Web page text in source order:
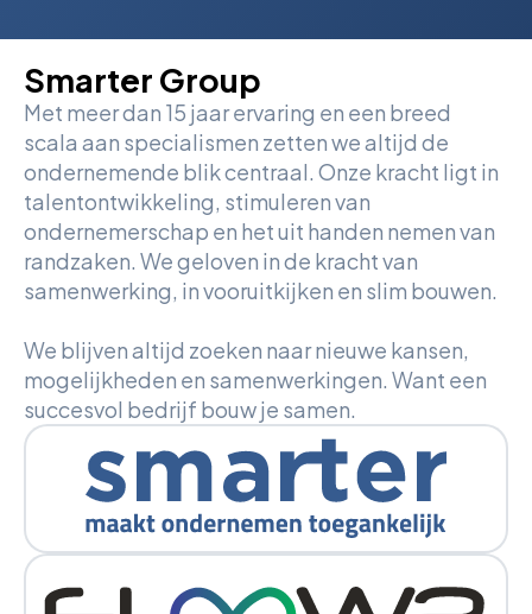
Smarter Group
Met meer dan 15 jaar ervaring en een breed
scala aan specialismen zetten we altijd de
ondernemende blik centraal. Onze kracht ligt in
talentontwikkeling, stimuleren van
ondernemerschap en het uit handen nemen van
randzaken. We geloven in de kracht van
samenwerking, in vooruitkijken en slim bouwen.
We blijven altijd zoeken naar nieuwe kansen,
mogelijkheden en samenwerkingen. Want een
succesvol bedrijf bouw je samen.